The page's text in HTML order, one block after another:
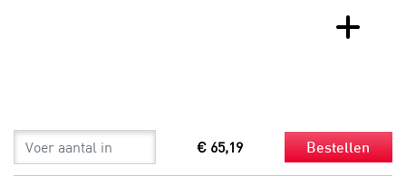
€ 65,19 Bestellen